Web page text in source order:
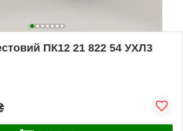
ПК12 21 822 54 УХЛ3